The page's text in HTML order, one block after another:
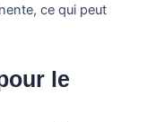
ce qui peut
le